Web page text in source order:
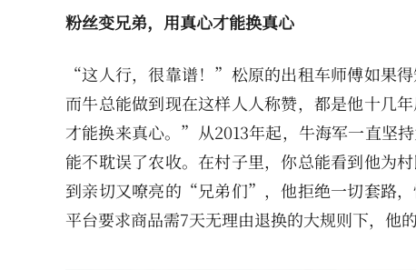
粉丝变兄弟，用真心才能换真心
“这人行，很靠谱！”松原的出租车师傅如果
而牛总能做到现在这样人人称赞，都是他十
才能换来真心。”从2013年起，牛海军一直坚
能不耽误了农收。在村子里，你总能看到他为
到亲切又嘹亮的“兄弟们”，他拒绝一切套路
平台要求商品需7天无理由退换的大规则下，他